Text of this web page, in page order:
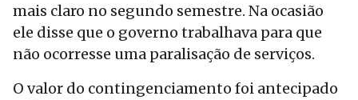
mais claro no segundo semestre. Na ocasião
ele disse que o governo trabalhava para que
não ocorresse uma paralisação de serviços.
O valor do contingenciamento foi antecipado